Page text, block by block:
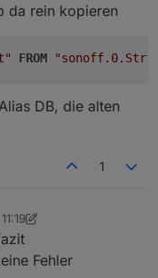
da rein kopieren
FROM
DB, die alten
1
Fehler